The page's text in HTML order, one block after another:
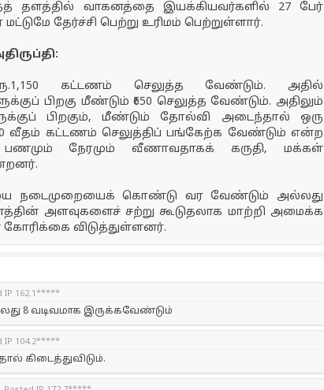
தளத்தில் வாகனத்தை இயக்கியவர்களில் 27 பேர்
தேர்ச்சி பெற்று உரிமம் பெற்றுள்ளார்.
கட்டணம் செலுத்த வேண்டும். அதில்
பிறகு மீண்டும் ₹650 செலுத்த வேண்டும். அதிலும்
பிறகும், மீண்டும் தோல்வி அடைந்தால் ஒரு
வீதம் கட்டணம் செலுத்திப் பங்கேற்க வேண்டும் என்ற
நேரமும் வீணாவதாகக் கருதி, மக்கள்
நடைமுறையைக் கொண்டு வர வேண்டும் அல்லது
அளவுகளைச் சற்று கூடுதலாக மாற்றி அமைக்க
விடுத்துள்ளனர்.
IP 162.1*****
8 வடிவமாக இருக்கவேண்டும்
IP 104.2*****
கிடைத்துவிடும்.